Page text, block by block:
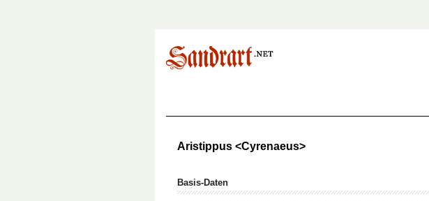
Aristippus <Cyrenaeus>
Basis-Daten